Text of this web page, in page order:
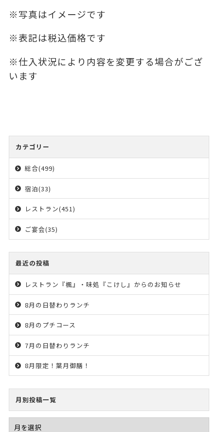
※写真はイメージです
※表記は税込価格です
※仕入状況により内容を変更する場合がござ
います
カテゴリー
総合(499)
宿泊(33)
レストラン(451)
ご宴会(35)
最近の投稿
レストラン『楓』・味処『こけし』からのお知らせ
8月の日替わりランチ
8月のプチコース
7月の日替わりランチ
8月限定！葉月御膳！
月別投稿一覧